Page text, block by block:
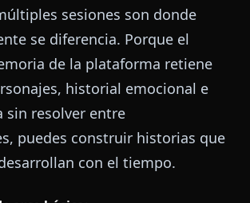
sesiones son donde
se diferencia. Porque el
de la plataforma retiene
historial emocional e
sin resolver entre
puedes construir historias que
con el tiempo.